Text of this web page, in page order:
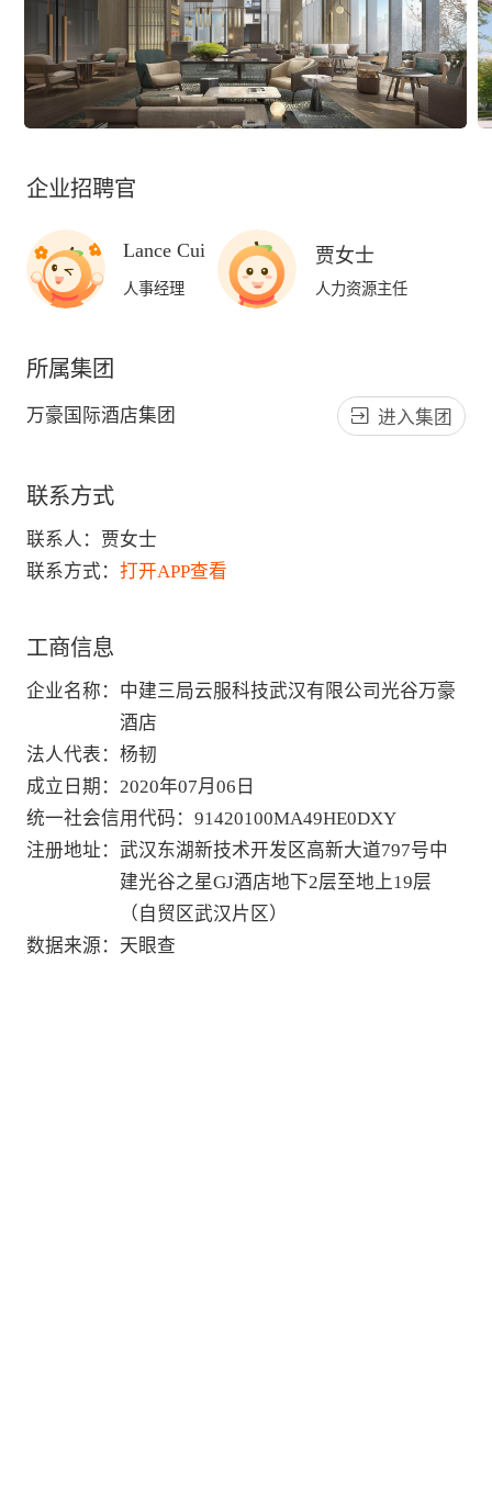
企业招聘官
Lance Cui
人事经理
贾女士
人力资源主任
所属集团
万豪国际酒店集团 进入集团
联系方式
联系人：
贾女士
联系方式： 打开APP查看
工商信息
企业名称 ： 中建三局云服科技武汉有限公司光谷万豪
酒店
法人代表 ： 杨韧
成立日期 ： 2020年07月06日
统一社会信用代码 ： 91420100MA49HE0DXY
注册地址 ： 武汉东湖新技术开发区高新大道797号中
建光谷之星GJ酒店地下2层至地上19层
（自贸区武汉片区）
数据来源 ： 天眼查